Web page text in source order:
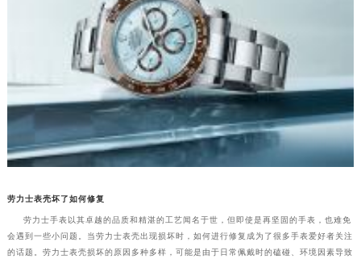
劳力士表壳坏了如何修复
劳力士手表以其卓越的品质和精湛的工艺闻名于世，但即使是再坚固的手表，也难免
会遇到一些小问题。当劳力士表壳出现损坏时，如何进行修复成为了很多手表爱好者关注
的话题。劳力士表壳损坏的原因多种多样，可能是由于日常佩戴时的磕碰、环境因素导致